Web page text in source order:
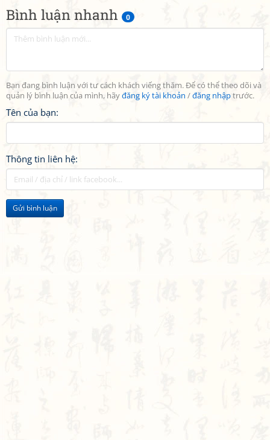
Bình luận nhanh 0
Bạn đang bình luận với tư cách khách viếng thăm. Để có thể theo dõi và
quản lý bình luận của mình, hãyđăng ký tài khoản /đăng nhậptrước.
Tên của bạn:
Thông tin liên hệ:
Gửi bình luận